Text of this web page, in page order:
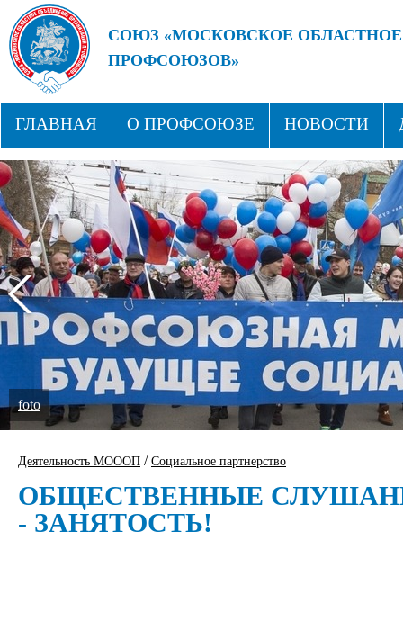
СОЮЗ «МОСКОВСКОЕ
ПРОФСОЮЗОВ»
ГЛАВНАЯ О ПРОФСОЮЗЕ НОВОСТИ
СТРУКТУРА ПРОФСОЮЗНЫЕ ЗДРАВНИЦЫ
foto
Деятельность МОООП / Социальное партнерство
ОБЩЕСТВЕННЫЕ
- ЗАНЯТОСТЬ!